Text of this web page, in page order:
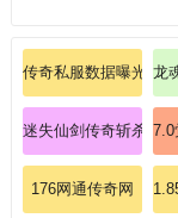
传奇私服数据曝光:传
龙
迷失仙剑传奇斩杀暗7.0
176网通传奇网